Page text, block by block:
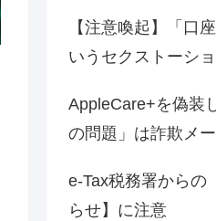
【注意喚起】「口
いうセクストーシ
AppleCare+を偽装
の問題」は詐欺メ
e-Tax税務署からの
らせ】に注意